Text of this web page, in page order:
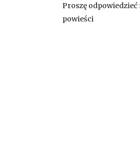
Proszę
powieści